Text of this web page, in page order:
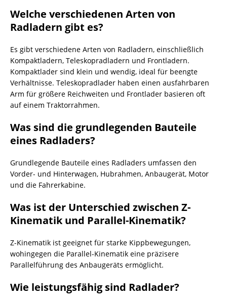
Welche verschiedenen Arten von
Radladern gibt es?
Es gibt verschiedene Arten von Radladern, einschließlich
Kompaktladern, Teleskopradladern und Frontladern.
Kompaktlader sind klein und wendig, ideal für beengte
Verhältnisse. Teleskopradlader haben einen ausfahrbaren
Arm für größere Reichweiten und Frontlader basieren oft
auf einem Traktorrahmen.
Was sind die grundlegenden Bauteile
eines Radladers?
Grundlegende Bauteile eines Radladers umfassen den
Vorder- und Hinterwagen, Hubrahmen, Anbaugerät, Motor
und die Fahrerkabine.
Was ist der Unterschied zwischen Z-
Kinematik und Parallel-Kinematik?
Z-Kinematik ist geeignet für starke Kippbewegungen,
wohingegen die Parallel-Kinematik eine präzisere
Parallelführung des Anbaugeräts ermöglicht.
Wie leistungsfähig sind Radlader?